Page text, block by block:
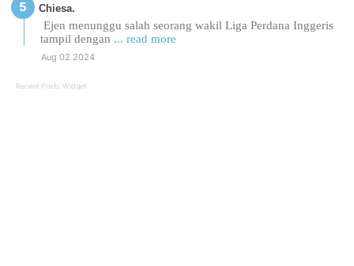
Chiesa.
Ejen menunggu salah seorang wakil Liga Perdana Inggeris
tampil dengan ... read more
Aug 02 2024
Recent Posts Widget